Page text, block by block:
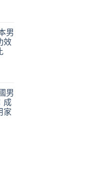
男
效
男
成
家